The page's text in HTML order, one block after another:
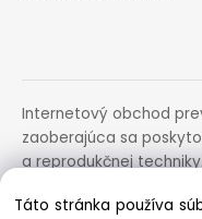
Internetový obchod
zaoberajúca sa
a reprodukčnej
zariadení.
Táto stránka používa